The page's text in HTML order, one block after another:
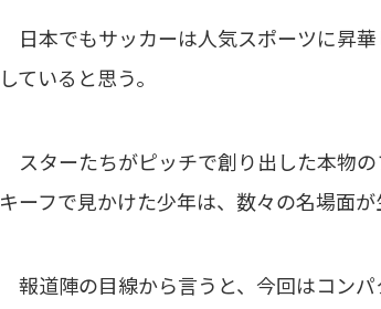
日本でもサッカーは人気スポーツに昇
していると思う。
スターたちがピッチで創り出した本物
キーフで見かけた少年は、数々の名場面
報道陣の目線から言うと、今回はコン